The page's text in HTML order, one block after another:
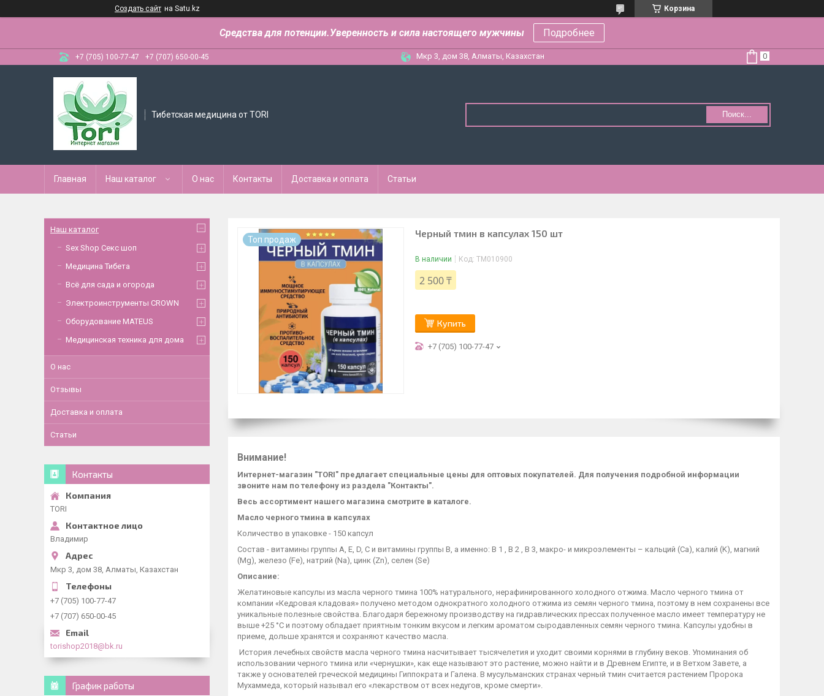
Создать сайт на Satu.kz Корзина
Средства для потенции.Уверенность и сила настоящего мужчины Подробнее
+7 (705) 100-77-47 +7 (707) 650-00-45 Мкр 3, дом 38, Алматы, Казахстан
Тибетская медицина от TORI Поиск...
Главная Наш каталог О нас Контакты Доставка и оплата Статьи
Топ продаж
Черный тмин в капсулах 150 шт
В наличии Код: ТМ010900
2 500 ₸
Купить
+7 (705) 100-77-47
Внимание!
Интернет-магазин "TORI" предлагает специальные цены для оптовых покупателей. Для получения подробной информации
звоните нам по телефону из раздела "Контакты".
Весь ассортимент нашего магазина смотрите в каталоге.
Масло черного тмина в капсулах
Количество в упаковке - 150 капсул
Состав - витамины группы А, Е, D, С и витамины группы В, а именно: В 1 , В 2 , В 3, макро- и микроэлементы – кальций (Ca), калий (K), магний
(Mg), железо (Fe), натрий (Na), цинк (Zn), селен (Se)
Описание:
Желатиновые капсулы из масла черного тмина 100% натурального, нерафинированного холодного отжима. Масло черного тмина от
компании «Кедровая кладовая» получено методом однократного холодного отжима из семян черного тмина, поэтому в нем сохранены все
уникальные полезные свойства. Благодаря бережному производству на гидравлических прессах полученное масло имеет температуру не
выше +25 °C и поэтому обладает приятным тонким вкусом и легким ароматом сыродавленных семян черного тмина. Капсулы удобны в
приеме, дольше хранятся и сохраняют качество масла.
История лечебных свойств масла черного тмина насчитывает тысячелетия и уходит своими корнями в глубину веков. Упоминания об
использовании черного тмина или «чернушки», как еще называют это растение, можно найти и в Древнем Египте, и в Ветхом Завете, а
также у основателей греческой медицины Гиппократа и Галена. В мусульманских странах черный тмин считается растением Пророка
Мухаммеда, который называл его «лекарством от всех недугов, кроме смерти».
Наш каталог
Sex Shop Секс шоп
Медицина Тибета
Всё для сада и огорода
Электроинструменты CROWN
Оборудование MATEUS
Медицинская техника для дома
О нас
Отзывы
Доставка и оплата
Статьи
Контакты
TORI
Владимир
Мкр 3, дом 38, Алматы, Казахстан
+7 (705) 100-77-47
+7 (707) 650-00-45
torishop2018@bk.ru
График работы